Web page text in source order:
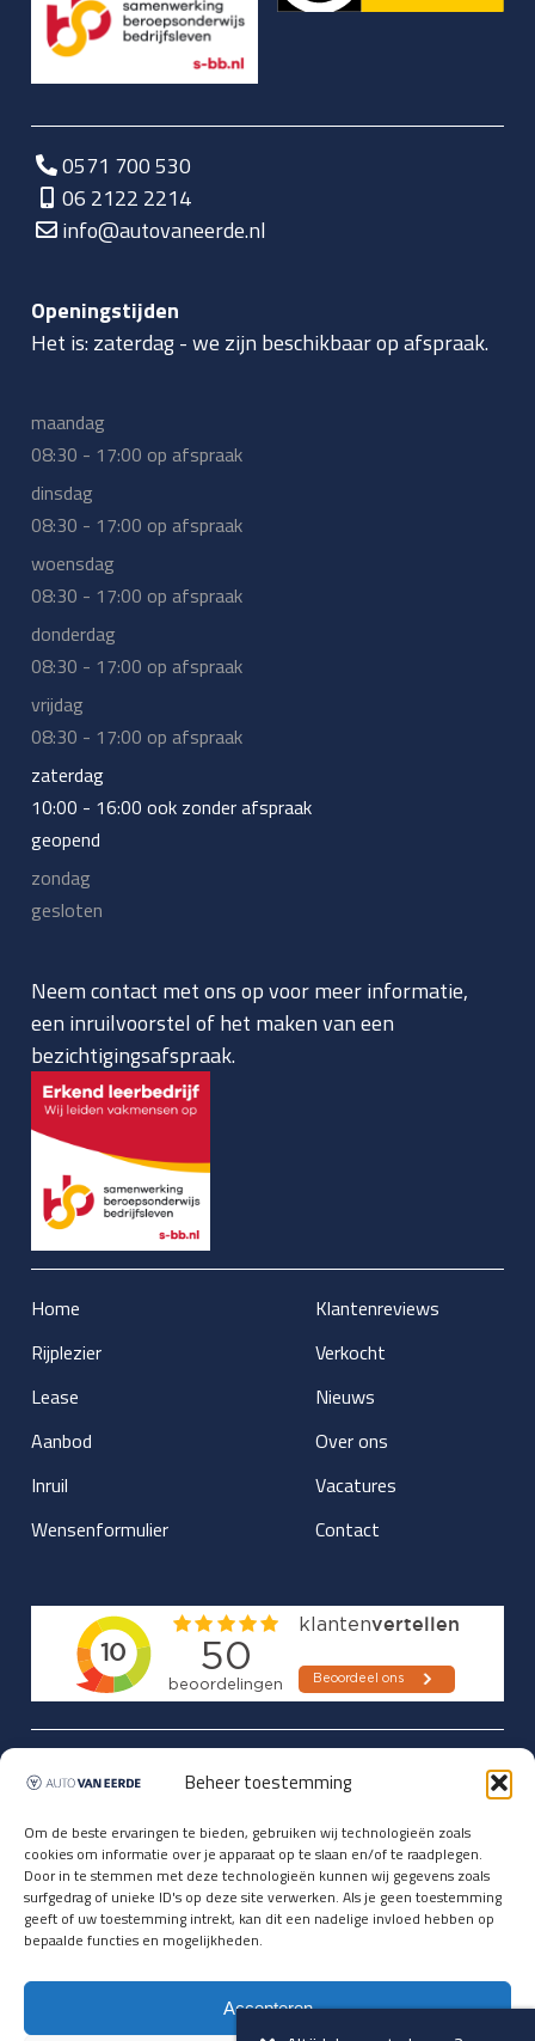
Beheer toestemming
Om de beste ervaringen te bieden, gebruiken wij technologieën zoals
cookies om informatie over je apparaat op te slaan en/of te raadplegen.
Door in te stemmen met deze technologieën kunnen wij gegevens zoals
surfgedrag of unieke ID's op deze site verwerken. Als je geen toestemming
geeft of uw toestemming intrekt, kan dit een nadelige invloed hebben op
bepaalde functies en mogelijkheden.
Accepteren
0571 700 530
06 2122 2214
info@autovaneerde.nl
Openingstijden
Het is:zaterdag-we zijn beschikbaar op afspraak.
maandag
08:30 - 17:00 op afspraak
dinsdag
08:30 - 17:00 op afspraak
woensdag
08:30 - 17:00 op afspraak
donderdag
08:30 - 17:00 op afspraak
vrijdag
08:30 - 17:00 op afspraak
zaterdag
10:00 - 16:00 ook zonder afspraak
geopend
zondag
gesloten
Neem contact met ons op voor meer informatie,
een inruilvoorstel of het maken van een
bezichtigingsafspraak.
Home
Rijplezier
Lease
Aanbod
Inruil
Wensenformulier
Klantenreviews
Verkocht
Nieuws
Over ons
Vacatures
Contact
Updates over nieuwbinnen-komers
vóórdat ze op de portals staan?
Registreer je hier.
E-mailadres *